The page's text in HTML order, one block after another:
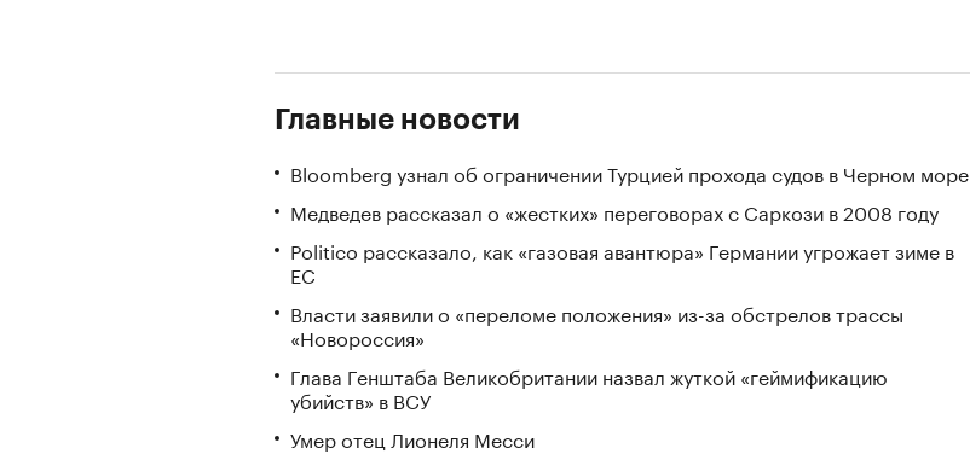
Главные новости
Bloomberg узнал об ограничении Турцией прохода судов в Черном море
Медведев рассказал о «жестких» переговорах с Саркози в 2008 году
Politico рассказало, как «газовая авантюра» Германии угрожает зиме в
ЕС
Власти заявили о «переломе положения» из-за обстрелов трассы
«Новороссия»
Глава Генштаба Великобритании назвал жуткой «геймификацию
убийств» в ВСУ
Умер отец Лионеля Месси